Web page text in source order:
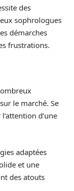
des
sophrologues
démarches
frustrations.
le marché. Se
d’une
adaptées
et une
des atouts